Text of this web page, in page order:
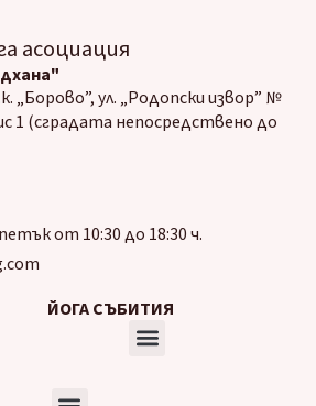
„Борово”, ул. „Родопски извор” №
1 (сградата непосредствено до
от 10:30 до 18:30 ч.
ЙОГА СЪБИТИЯ